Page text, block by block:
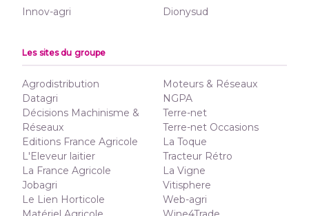
Innov-agri Dionysud
Les sites du groupe
Agrodistribution
Datagri
Décisions Machinisme &
Réseaux
Editions France Agricole
L'Eleveur laitier
La France Agricole
Jobagri
Le Lien Horticole
Moteurs & Réseaux
NGPA
Terre-net
Terre-net Occasions
La Toque
Tracteur Rétro
La Vigne
Vitisphere
Web-agri